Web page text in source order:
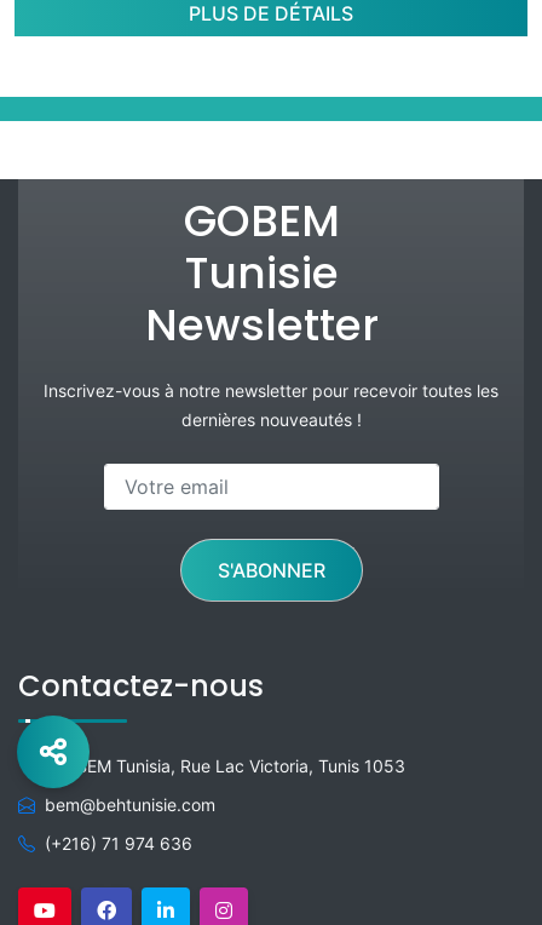
PLUS DE DÉTAILS
GOBEM
Tunisie
Newsletter
Inscrivez-vous à notre newsletter pour recevoir toutes les
dernières nouveautés !
S'ABONNER
Contactez-nous
GO BEM Tunisia, Rue Lac Victoria, Tunis 1053
bem@behtunisie.com
(+216) 71 974 636